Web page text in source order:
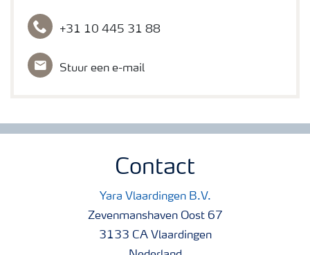
+31 10 445 31 88
Stuur een e-mail
Contact
Yara Vlaardingen B.V.
Zevenmanshaven Oost 67
3133 CA Vlaardingen